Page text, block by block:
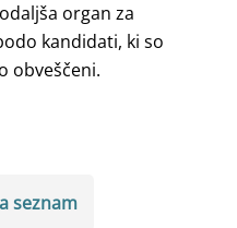
organ za
kandidati, ki so
obveščeni.
seznam